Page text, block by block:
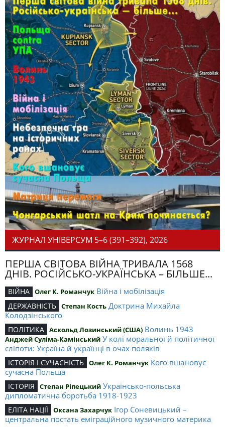
ЖУРНАЛ УНІВЕРСУМ 5–6 (391–392), 2026
ПЕРША СВІТОВА ВІЙНА ТРИВАЛА 1568
ДНІВ. РОСІЙСЬКО-УКРАЇНСЬКА – БІЛЬШЕ...
ВІЙНА Олег К. Романчук Війна і мобілізація
ДЕРЖАВНІСТЬ Степан Кость Доктрина Михайла
Колодзінського
ПОЛІТИКА Аскольд Лозинський (США) Волинь 1943
Анджей Суліма-Камінський У колі моральної й політичної
сліпоти: Україна й українці в очах поляків
ІСТОРІЯ І СУЧАСНІСТЬ Олег К. Романчук Кого вшановує
сучасна Польща
ІСТОРІЯ Степан Ріпецький Українсько-польська
дипломатична боротьба 1918-1923
ЕЛІТА НАЦІЇ Оксана Захарчук Ігор Соневицький –
центральна постать еміграційного музичного материка